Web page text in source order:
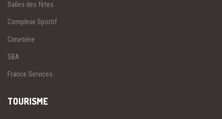
Salles des fêtes
Complexe Sportif
Cimetière
SBA
France Services
TOURISME